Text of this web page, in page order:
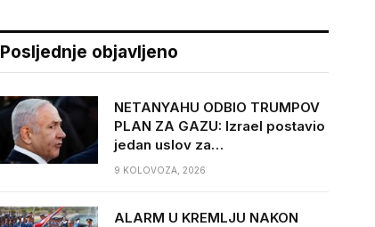
Posljednje objavljeno
NETANYAHU ODBIO TRUMPOV
PLAN ZA GAZU: Izrael postavio
jedan uslov za…
9 KOLOVOZA, 2026
ALARM U KREMLJU NAKON